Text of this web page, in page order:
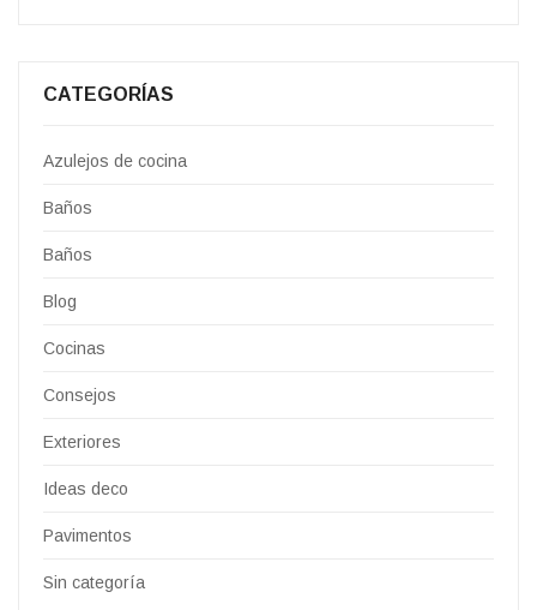
CATEGORÍAS
Azulejos de cocina
Baños
Baños
Blog
Cocinas
Consejos
Exteriores
Ideas deco
Pavimentos
Sin categoría